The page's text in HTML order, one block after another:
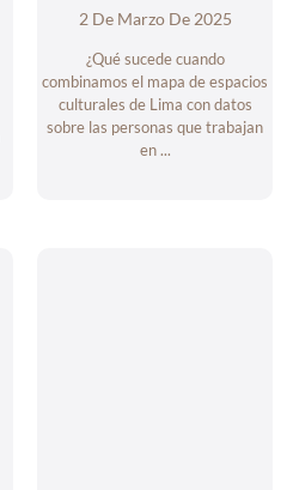
2 De Marzo De 2025
¿Qué sucede cuando
combinamos el mapa de espacios
culturales de Lima con datos
sobre las personas que trabajan
en ...